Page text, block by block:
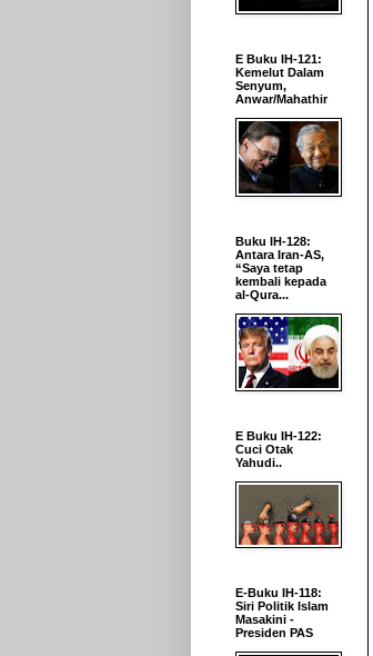
E Buku IH-121:
Kemelut Dalam
Senyum,
Anwar/Mahathir
Buku IH-128:
Antara Iran-AS,
“Saya tetap
kembali kepada
al-Qura...
E Buku IH-122:
Cuci Otak
Yahudi..
E-Buku IH-118:
Siri Politik Islam
Masakini -
Presiden PAS